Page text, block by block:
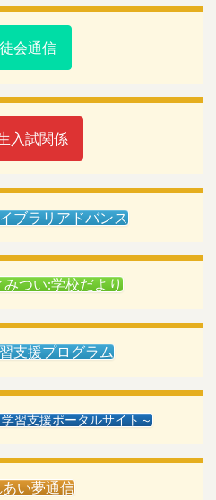
会通信
入試関係
ブラリアドバンス
つい:学校だより
支援プログラム
習支援ポータルサイト～
い夢通信